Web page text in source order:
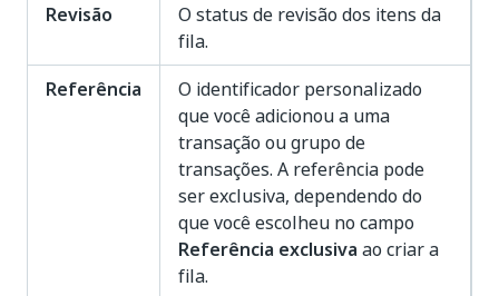
Revisão
O status de revisão dos itens da
fila.
Referência
O identificador personalizado
que você adicionou a uma
transação ou grupo de
transações. A referência pode
ser exclusiva, dependendo do
que você escolheu no campo
Referência exclusiva ao criar a
fila.